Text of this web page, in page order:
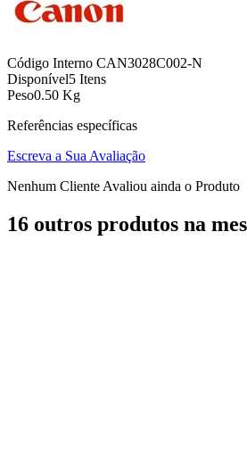
Código Interno CAN3028C002-N
Disponível5 Itens
Peso0.50 Kg
Referências específicas
Escreva a Sua Avaliação
Nenhum Cliente Avaliou ainda o Produto
16 outros produtos na